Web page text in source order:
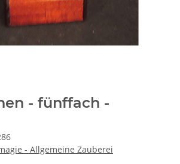
- fünffach -
- Allgemeine Zauberei